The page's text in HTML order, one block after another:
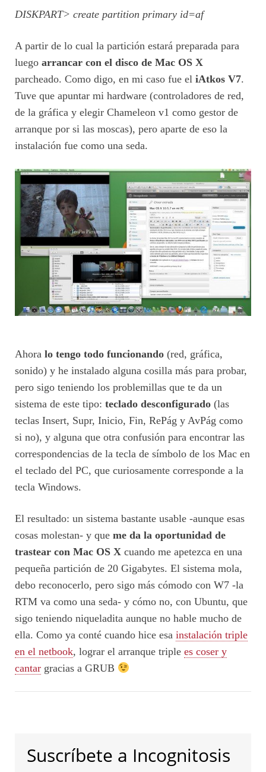
DISKPART> create partition primary id=af
A partir de lo cual la partición estará preparada para
luego arrancar con el disco de Mac OS X
parcheado. Como digo, en mi caso fue el iAtkos V7.
Tuve que apuntar mi hardware (controladores de red,
de la gráfica y elegir Chameleon v1 como gestor de
arranque por si las moscas), pero aparte de eso la
instalación fue como una seda.
Ahora lo tengo todo funcionando (red, gráfica,
sonido) y he instalado alguna cosilla más para probar,
pero sigo teniendo los problemillas que te da un
sistema de este tipo: teclado desconfigurado (las
teclas Insert, Supr, Inicio, Fin, RePág y AvPág como
si no), y alguna que otra confusión para encontrar las
correspondencias de la tecla de símbolo de los Mac en
el teclado del PC, que curiosamente corresponde a la
tecla Windows.
El resultado: un sistema bastante usable -aunque esas
cosas molestan- y que me da la oportunidad de
trastear con Mac OS X cuando me apetezca en una
pequeña partición de 20 Gigabytes. El sistema mola,
debo reconocerlo, pero sigo más cómodo con W7 -la
RTM va como una seda- y cómo no, con Ubuntu, que
sigo teniendo niqueladita aunque no hable mucho de
ella. Como ya conté cuando hice esa instalación triple
en el netbook, lograr el arranque triple es coser y
cantar gracias a GRUB
Suscríbete a Incognitosis